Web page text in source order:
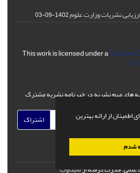
از ارائه بهترین
شدم
نشریات وزارت علوم1402-09-03
Creative
های مهم نشریه در خبرنامه نشریه مشترک
اشتراک
علمی.قدرت گرفته ازسیناوب